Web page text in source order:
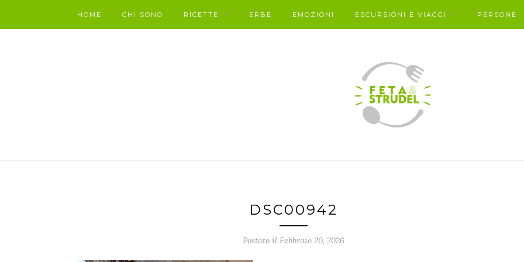
HOME CHI SONO RICETTE ERBE EMOZIONI ESCURSIONI E VIAGGI PERSONE
DSC00942
Postato il Febbraio 20, 2026